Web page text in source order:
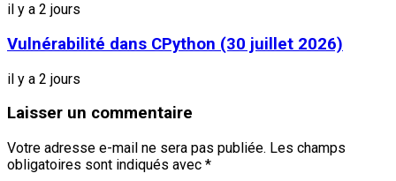
il y a 2 jours
Vulnérabilité dans CPython (30 juillet 2026)
il y a 2 jours
Laisser un commentaire
Votre adresse e-mail ne sera pas publiée. Les champs
obligatoires sont indiqués avec *